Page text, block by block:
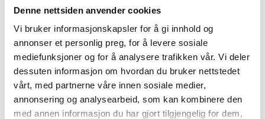
Denne nettsiden anvender cookies
Vi bruker informasjonskapsler for å gi innhold og
annonser et personlig preg, for å levere sosiale
mediefunksjoner og for å analysere trafikken vår. Vi deler
dessuten informasjon om hvordan du bruker nettstedet
vårt, med partnerne våre innen sosiale medier,
annonsering og analysearbeid, som kan kombinere den
med annen informasjon du har gjort tilgjengelig for dem,